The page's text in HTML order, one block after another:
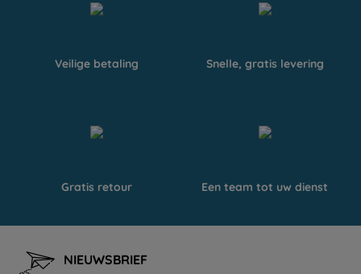
Veilige betaling Snelle, gratis levering
Gratis retour Een team tot uw dienst
NIEUWSBRIEF